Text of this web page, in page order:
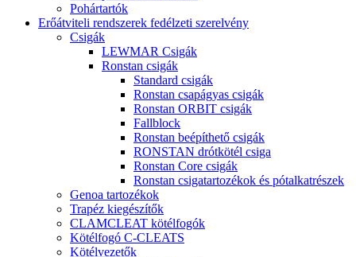
Pohártartók
Erőátviteli rendszerek fedélzeti szerelvény
Csigák
LEWMAR Csigák
Ronstan csigák
Standard csigák
Ronstan csapágyas csigák
Ronstan ORBIT csigák
Fallblock
Ronstan beépíthető csigák
RONSTAN drótkötél csiga
Ronstan Core csigák
Ronstan csigatartozékok és pótalkatrészek
Genoa tartozékok
Trapéz kiegészítők
CLAMCLEAT kötélfogók
Kötélfogó C-CLEATS
Kötélvezetők